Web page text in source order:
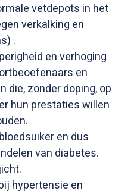
vetdepots in het
verkalking en
.
en verhoging
en
die, zonder doping, op
hun prestaties willen
en dus
van diabetes.
hypertensie en